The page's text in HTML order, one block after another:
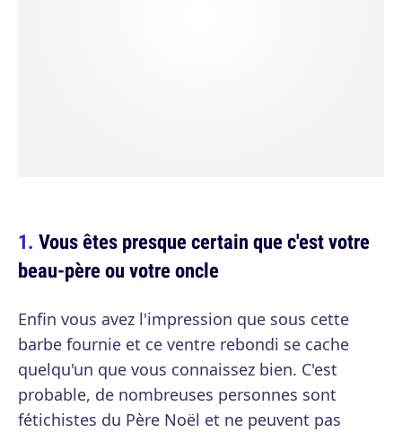
Vous êtes presque certain que c'est votre
beau-père ou votre oncle
Enfin vous avez l'impression que sous cette
barbe fournie et ce ventre rebondi se cache
quelqu'un que vous connaissez bien. C'est
probable, de nombreuses personnes sont
fétichistes du Père Noël et ne peuvent pas